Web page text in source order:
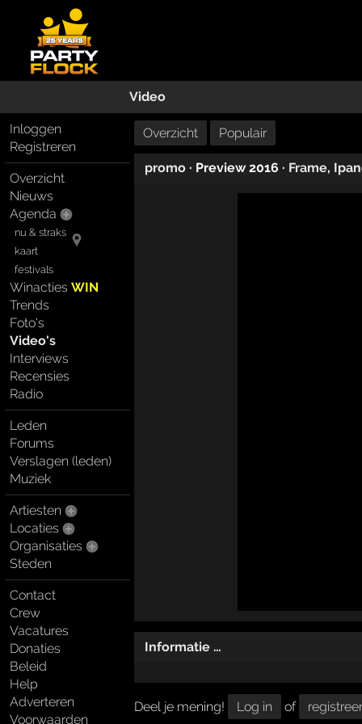
Video
Inloggen
Registreren
Overzicht
Nieuws
Agenda
nu & straks
kaart
festivals
WinactiesWIN
Trends
Foto's
Video's
Interviews
Recensies
Radio
Leden
Forums
Verslagen (leden)
Muziek
Artiesten
Locaties
Organisaties
Steden
Contact
Crew
Vacatures
Donaties
Beleid
Help
Adverteren
Voorwaarden
Overzicht Populair
promo· Preview 2016 · Frame,
Informatie …
Deel je mening! Log in of registreer